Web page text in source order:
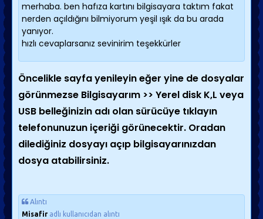
merhaba. ben hafıza kartını bilgisayara taktım fakat
nerden açıldığını bilmiyorum yeşil ışık da bu arada
yanıyor.
hızlı cevaplarsanız sevinirim teşekkürler
Öncelikle sayfa yenileyin eğer yine de dosyalar
görünmezse Bilgisayarım >> Yerel disk K,L veya
USB belleğinizin adı olan sürücüye tıklayın
telefonunuzun içeriği görünecektir. Oradan
dilediğiniz dosyayı açıp bilgisayarınızdan
dosya atabilirsiniz.
Alıntı
Misafir adlı kullanıcıdan alıntı